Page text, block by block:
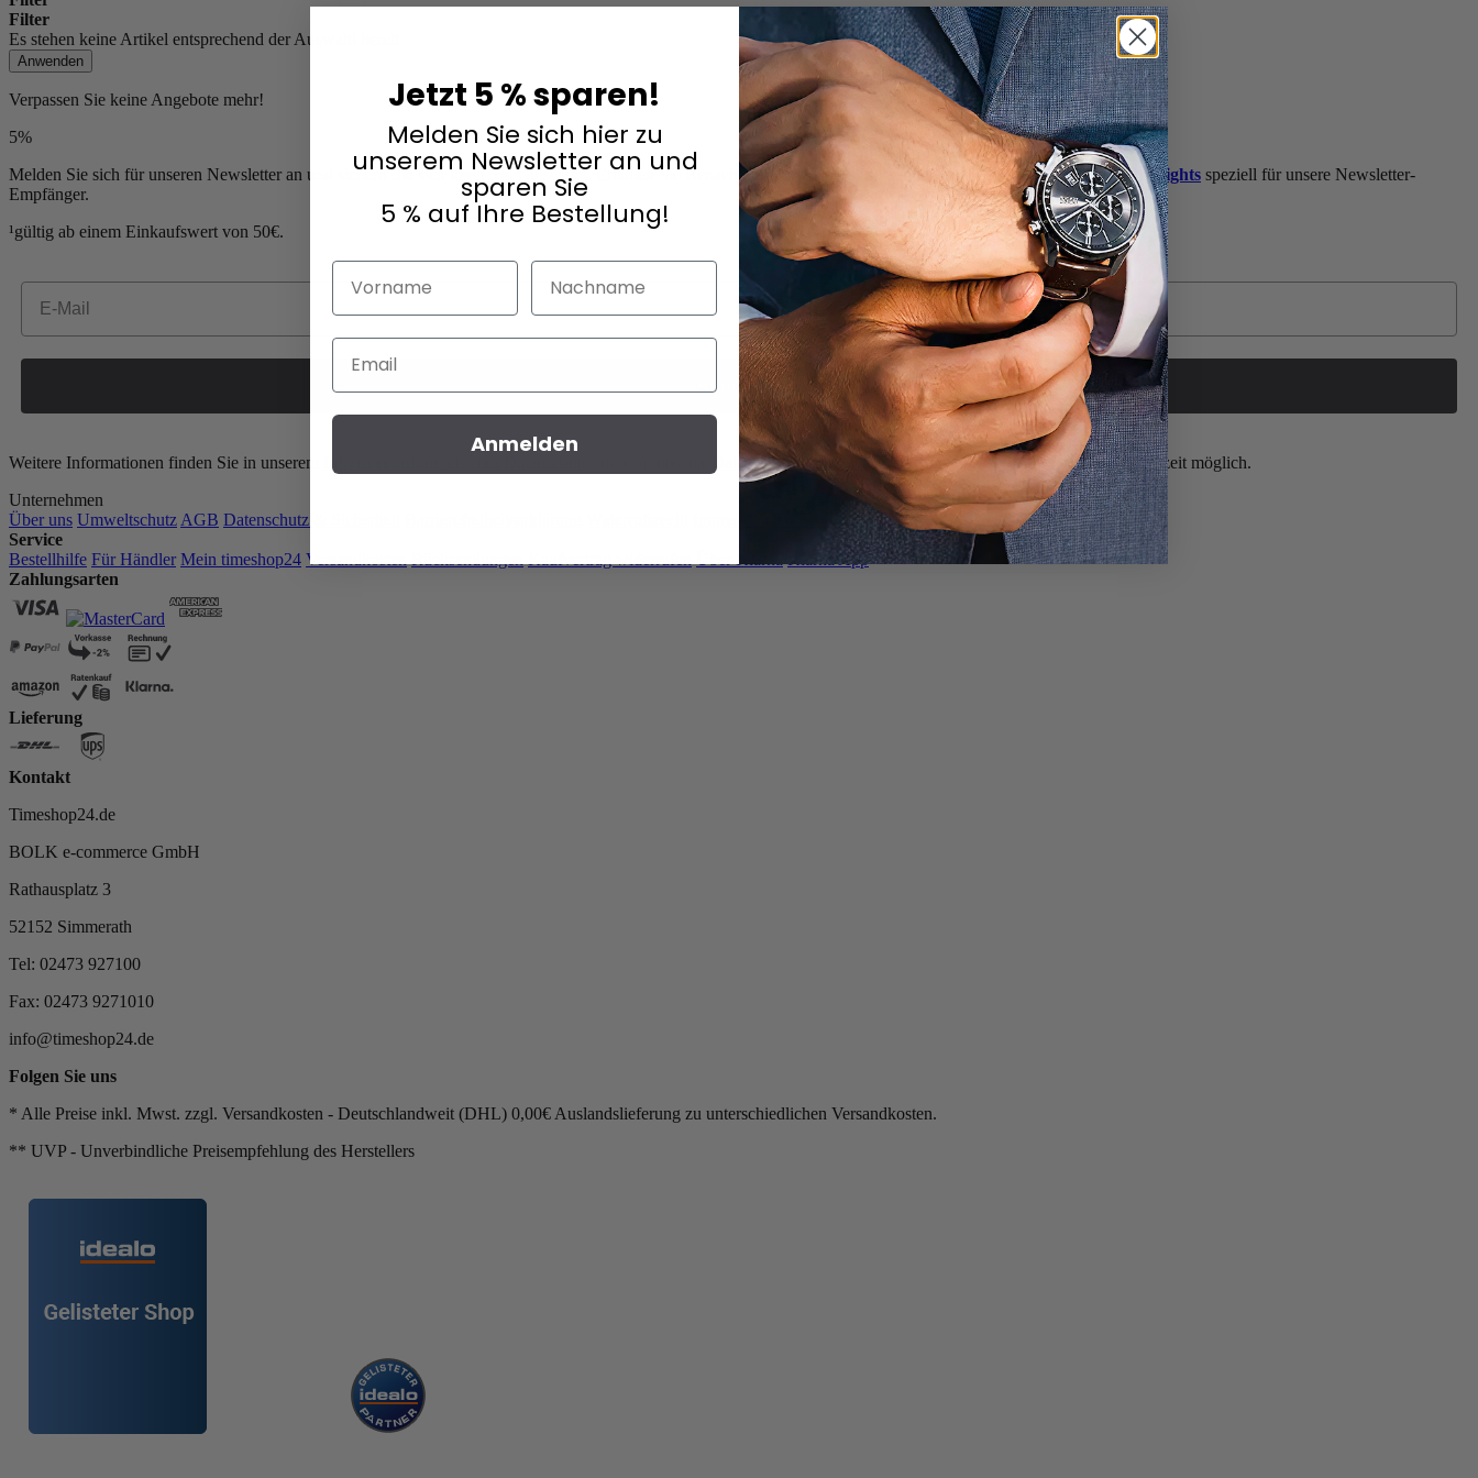
Filter
Es stehen keine Artikel entsprechend der Auswahl bereit.
Anwenden
Verpassen Sie keine Angebote mehr!
5%
Melden Sie sich für unseren Newsletter an und sichern Sie sich ihren 5% Gutschein. Erhalten Sie Benachrichtigungen zu besonderen Angeboten oderShopping Highlights speziell für unsere Newsletter-
Empfänger.
¹gültig ab einem Einkaufswert von 50€.
Email
Anmelden
Weitere Informationen finden Sie in unserem Datenschutzerklärung. Eine Abmeldung vom Newsletter ist jederzeit möglich.
Unternehmen
Über uns Umweltschutz AGB Datenschutz & Sicherheit
Cookie Einstellungen
Service
Bestellhilfe Für Händler Mein timeshop24 Versandkosten
Klarna App
Zahlungsarten
Lieferung
Kontakt
Timeshop24.de
BOLK e-commerce GmbH
Rathausplatz 3
52152 Simmerath
Tel: 02473 927100
Fax: 02473 9271010
info@timeshop24.de
Folgen Sie uns
* Alle Preise inkl. Mwst. zzgl. Versandkosten - Deutschlandweit (DHL) 0,00€ Auslandslieferung zu unterschiedlichen Versandkosten.
** UVP - Unverbindliche Preisempfehlung des Herstellers
Jetzt 5 % sparen!
Melden Sie sich hier zu
unserem Newsletter an und
sparen Sie
5 % auf Ihre Bestellung!
Vorname Nachname
Email
Anmelden